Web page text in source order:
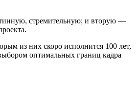
стремительную; и вторую —
из них скоро исполнится 100 лет,
оптимальных границ кадра